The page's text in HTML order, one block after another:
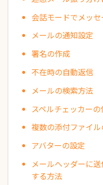
会話モードでメッ
メールの通知設定
署名の作成
不在時の自動返信
メールの検索方法
スペルチェッカー
複数の添付ファイ
アバターの設定
メールヘッダーに
する方法